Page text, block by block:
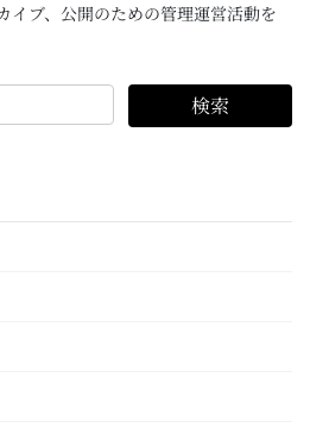
イブ、公開のための管理運営活動を